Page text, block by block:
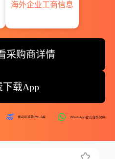
海外企业工商信息
采购商详情
下载App